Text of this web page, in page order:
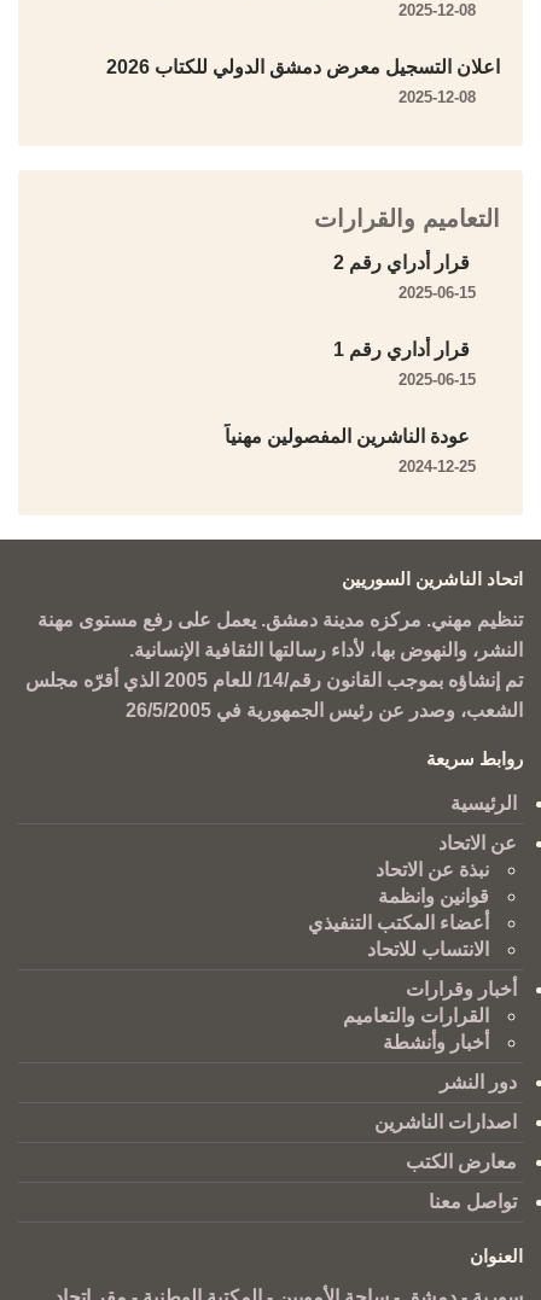
2025-12-08
اعلان التسجيل معرض دمشق الدولي للكتاب 2026
2025-12-08
التعاميم والقرارات
قرار أدراي رقم 2
2025-06-15
قرار أداري رقم 1
2025-06-15
عودة الناشرين المفصولين مهنياً
2024-12-25
اتحاد الناشرين السوريين
تنظيم مهني. مركزه مدينة دمشق. يعمل على رفع مستوى مهنة
النشر، والنهوض بها، لأداء رسالتها الثقافية الإنسانية.
تم إنشاؤه بموجب القانون رقم/14/ للعام 2005 الذي أقرّه مجلس
الشعب، وصدر عن رئيس الجمهورية في 26/5/2005
روابط سريعة
الرئيسية
عن الاتحاد
نبذة عن الاتحاد
قوانين وانظمة
أعضاء المكتب التنفيذي
الانتساب للاتحاد
أخبار وقرارات
القرارات والتعاميم
أخبار وأنشطة
دور النشر
اصدارات الناشرين
معارض الكتب
تواصل معنا
العنوان